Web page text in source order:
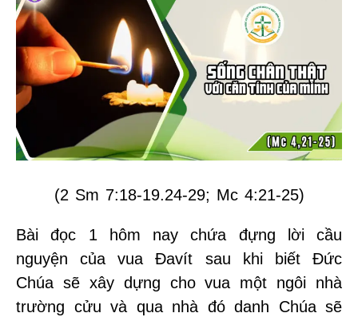
(2 Sm 7:18-19.24-29; Mc 4:21-25)
Bài đọc 1 hôm nay chứa đựng lời cầu
nguyện của vua Đavít sau khi biết Đức
Chúa sẽ xây dựng cho vua một ngôi nhà
trường cửu và qua nhà đó danh Chúa sẽ